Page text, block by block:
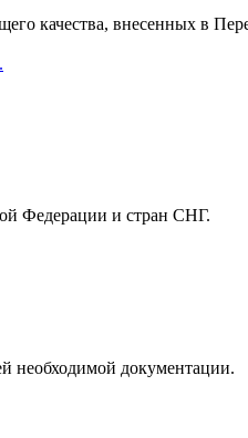
качества, внесенных в
Федерации и стран СНГ.
необходимой документации.